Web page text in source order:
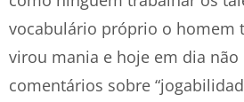
vocabulário próprio o homem
virou mania e hoje em dia
comentários sobre